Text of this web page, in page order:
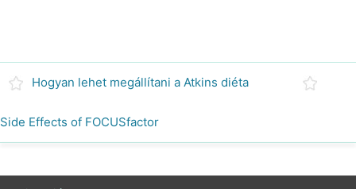
Hogyan lehet megállítani a Atkins diéta
Side Effects of FOCUSfactor